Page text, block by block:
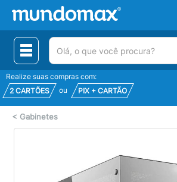
(pesquisar)
Realize suas compras com:
2 CARTÕES
ou PIX + CARTÃO
< Gabinetes